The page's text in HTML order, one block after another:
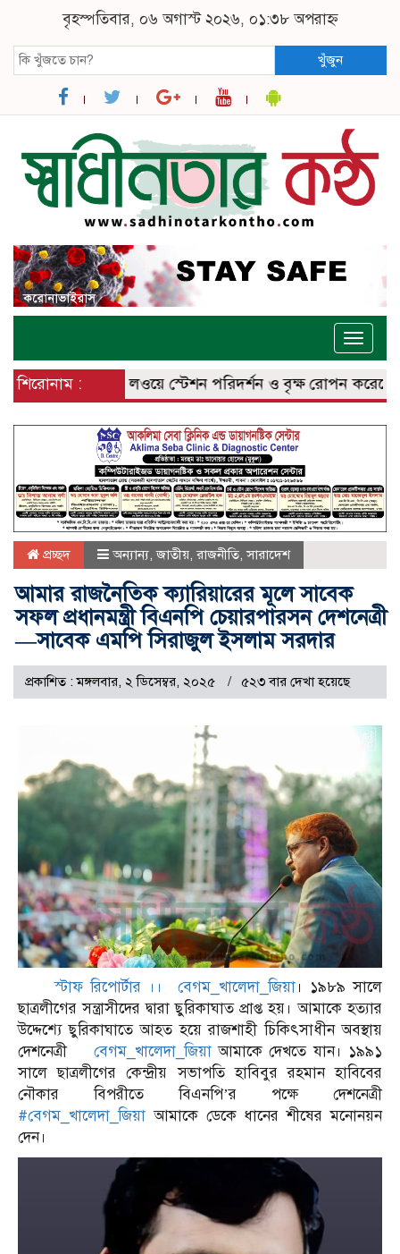
বৃহস্পতিবার, ০৬ অগাস্ট ২০২৬, ০১:৩৮ অপরাহ্ন
খুঁজুন
Toggle
শিরোনাম :
কক্সবাজার রেলওয়ে স্টেশন পরিদর্শন ও বৃক্ষ রোপন করেছেন
প্রচ্ছদ অন্যান্য,জাতীয়, রাজনীতি,সারাদেশ
আমার রাজনৈতিক ক্যারিয়ারের মূলে সাবেক
সফল প্রধানমন্ত্রী বিএনপি চেয়ারপারসন দেশনেত্রী
—সাবেক এমপি সিরাজুল ইসলাম সরদার
প্রকাশিত : মঙ্গলবার, ২ ডিসেম্বর, ২০২৫ ৫২৩ বার দেখা হয়েছে
স্টাফ রিপোর্টার ।। বেগম_খালেদা_জিয়া। ১৯৮৯ সালে
ছাত্রলীগের সন্ত্রাসীদের দ্বারা ছুরিকাঘাত প্রাপ্ত হয়। আমাকে হত্যার
উদ্দেশ্যে ছুরিকাঘাতে আহত হয়ে রাজশাহী চিকিৎসাধীন অবস্থায়
দেশনেত্রী
বেগম_খালেদা_জিয়াআমাকে দেখতে যান। ১৯৯১
সালে ছাত্রলীগের কেন্দ্রীয় সভাপতি হাবিবুর রহমান হাবিবের
নৌকার বিপরীতে বিএনপি’র পক্ষে দেশনেত্রী
#বেগম_খালেদা_জিয়া আমাকে ডেকে ধানের শীষের মনোনয়ন
দেন।